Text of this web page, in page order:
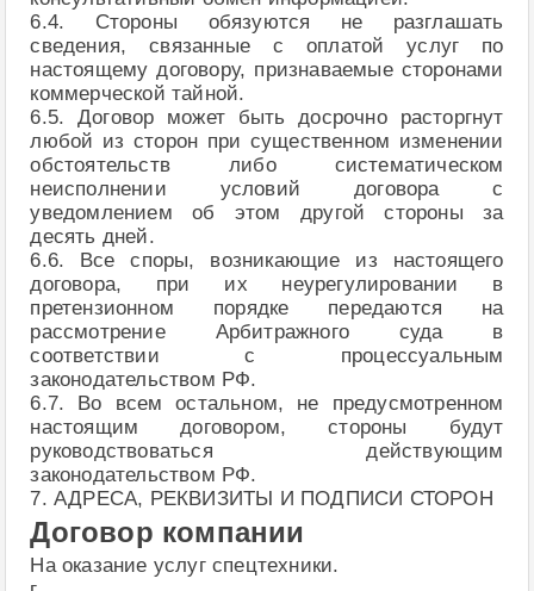
6.4. Стороны обязуются не разглашать
сведения, связанные с оплатой услуг по
настоящему договору, признаваемые сторонами
коммерческой тайной.
6.5. Договор может быть досрочно расторгнут
любой из сторон при существенном изменении
обстоятельств либо систематическом
неисполнении условий договора с
уведомлением об этом другой стороны за
десять дней.
6.6. Все споры, возникающие из настоящего
договора, при их неурегулировании в
претензионном порядке передаются на
рассмотрение Арбитражного суда в
соответствии с процессуальным
законодательством РФ.
6.7. Во всем остальном, не предусмотренном
настоящим договором, стороны будут
руководствоваться действующим
законодательством РФ.
7. АДРЕСА, РЕКВИЗИТЫ И ПОДПИСИ СТОРОН
Договор компании
На оказание услуг спецтехники.